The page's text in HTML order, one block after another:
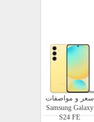
سعر و مواصفات
Samsung Galaxy
S24 FE